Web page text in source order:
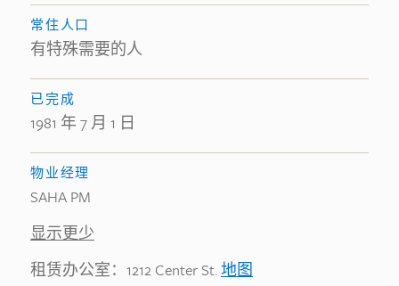
常住人口
有特殊需要的人
已完成
1981 年 7 月 1 日
物业经理
SAHA PM
显示更少
租赁办公室：1212 Center St.地图